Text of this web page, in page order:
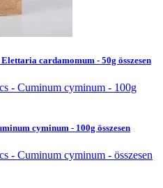
cardamomum - 50g összesen
cyminum - 100g összesen